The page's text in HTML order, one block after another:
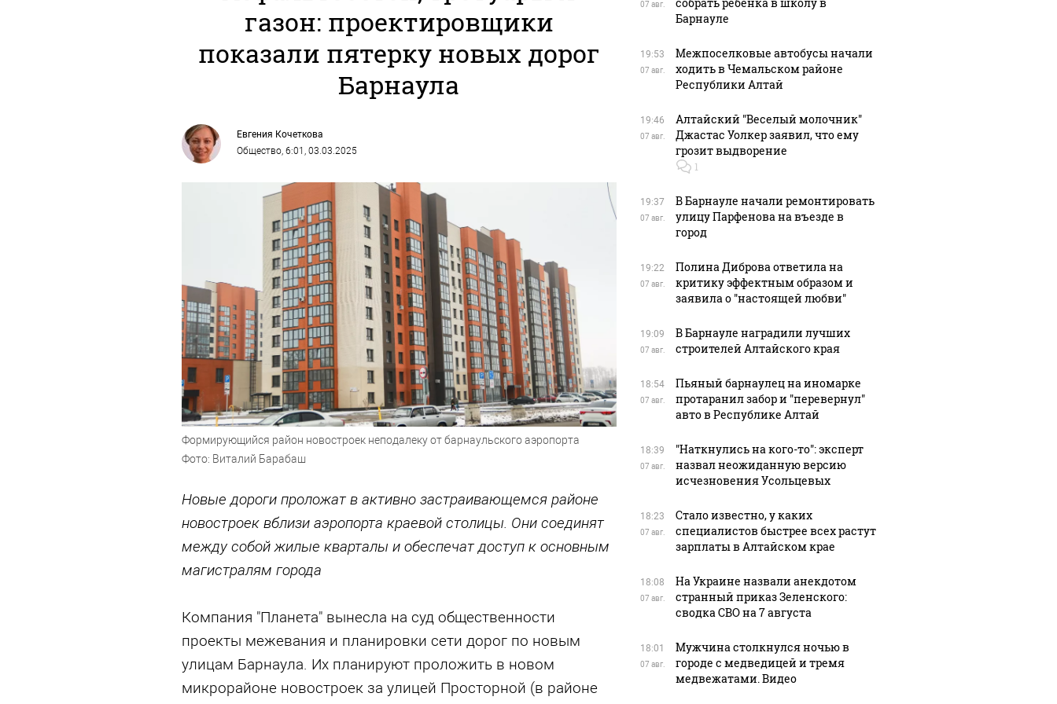
газон: проектировщики
показали пятерку новых дорог
Барнаула
Евгения Кочеткова
Общество, 6:01, 03.03.2025
Формирующийся район новостроек неподалеку от барнаульского аэропорта
Фото: Виталий Барабаш
Новые дороги проложат в активно застраивающемся районе
новостроек вблизи аэропорта краевой столицы. Они соединят
между собой жилые кварталы и обеспечат доступ к основным
магистралям города
Компания "Планета" вынесла на суд общественности
проекты межевания и планировки сети дорог по новым
улицам Барнаула. Их планируют проложить в новом
микрорайоне новостроек за улицей Просторной (в районе
07 авг.
Барнауле
19:53
07 авг.
Межпоселковые автобусы начали
ходить в Чемальском районе
Республики Алтай
19:46
07 авг.
Алтайский "Веселый молочник"
Джастас Уолкер заявил, что ему
грозит выдворение
1
19:37
07 авг.
В Барнауле начали ремонтировать
улицу Парфенова на въезде в
город
19:22
07 авг.
Полина Диброва ответила на
критику эффектным образом и
заявила о "настоящей любви"
19:09
07 авг.
В Барнауле наградили лучших
строителей Алтайского края
18:54
07 авг.
Пьяный барнаулец на иномарке
протаранил забор и "перевернул"
авто в Республике Алтай
18:39
07 авг.
"Наткнулись на кого-то": эксперт
назвал неожиданную версию
исчезновения Усольцевых
18:23
07 авг.
Стало известно, у каких
специалистов быстрее всех растут
зарплаты в Алтайском крае
18:08
07 авг.
На Украине назвали анекдотом
странный приказ Зеленского:
сводка СВО на 7 августа
18:01
07 авг.
Мужчина столкнулся ночью в
городе с медведицей и тремя
медвежатами. Видео